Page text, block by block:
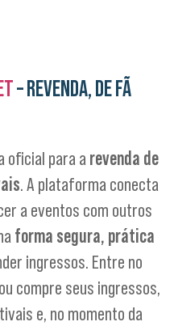
– REVENDA, DE FÃ
oficial para a revenda de
. A plataforma conecta
a eventos com outros
forma segura, prática
ingressos. Entre no
compre seus ingressos,
e, no momento da